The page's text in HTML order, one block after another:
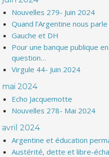
Nouvelles 279- Juin 2024
Quand l’Argentine nous
Gauche et DH
Pour une banque publique
question…
Virgule 44- Juin 2024
mai 2024
Echo Jacquemotte
Nouvelles 278- Mai 2024
avril 2024
Argentine et éducation
Austérité, dette et libre-